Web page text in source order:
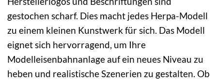
gestochen scharf. Dies macht jedes Herpa-Modell
zu einem kleinen Kunstwerk für sich. Das Modell
eignet sich hervorragend, um Ihre
Modelleisenbahnanlage auf ein neues Niveau zu
heben und realistische Szenerien zu gestalten. Ob